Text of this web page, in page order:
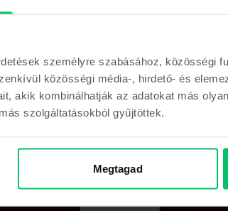
személyre szabásához, közösségi
közösségi média-, hirdető- és
akik kombinálhatják az adatokat más
szolgáltatásokból gyűjtöttek.
Megtagad
Hasonló termékek